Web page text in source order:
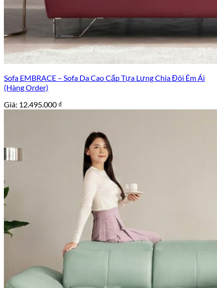
Sofa EMBRACE – Sofa Da Cao Cấp Tựa Lưng Chia Đôi Êm Ái
(Hàng Order)
Giá: 12.495.000 ₫